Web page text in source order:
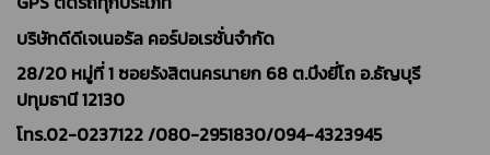
บริษัทดีดีเจเนอรัล คอร์ปอเรชั่นจำกัด
28/20 หมู่ที่ 1 ซอยรังสิตนครนายก 68 ต.บึงยี่โถ อ.ธัญบุรี
ปทุมธานี 12130
โทร.02-0237122 /080-2951830/094-4323945